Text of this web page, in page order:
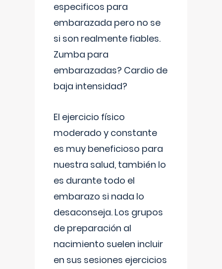
especificos para
embarazada pero no se
si son realmente fiables.
Zumba para
embarazadas? Cardio de
baja intensidad?
El ejercicio físico
moderado y constante
es muy beneficioso para
nuestra salud, también lo
es durante todo el
embarazo si nada lo
desaconseja. Los grupos
de preparación al
nacimiento suelen incluir
en sus sesiones ejercicios